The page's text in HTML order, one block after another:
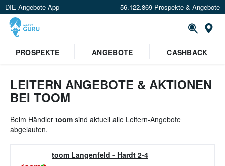
DIE Angebote App 56.122.869 Prospekte & Angebote
PROSPEKTE ANGEBOTE CASHBACK
LEITERN ANGEBOTE & AKTIONEN
BEI TOOM
Beim Händler toom sind aktuell alle Leitern-Angebote
abgelaufen.
toom Langenfeld - Hardt 2-4